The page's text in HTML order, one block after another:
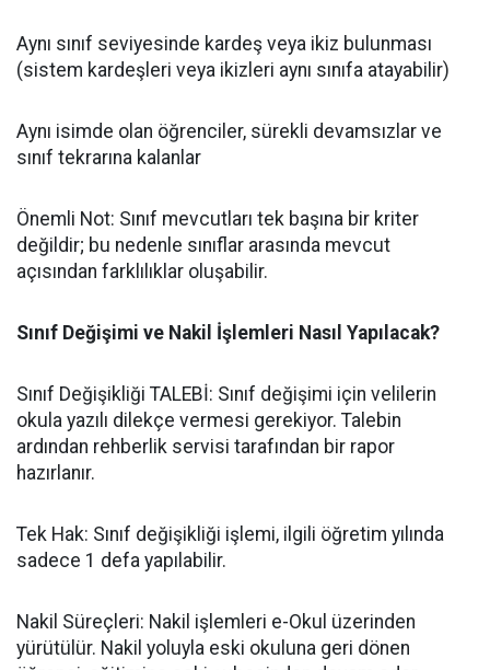
​Aynı sınıf seviyesinde kardeş veya ikiz bulunması
(sistem kardeşleri veya ikizleri aynı sınıfa atayabilir)
​Aynı isimde olan öğrenciler, sürekli devamsızlar ve
sınıf tekrarına kalanlar
​Önemli Not: Sınıf mevcutları tek başına bir kriter
değildir; bu nedenle sınıflar arasında mevcut
açısından farklılıklar oluşabilir.
​Sınıf Değişimi ve Nakil İşlemleri Nasıl Yapılacak?
​Sınıf Değişikliği TALEBİ: Sınıf değişimi için velilerin
okula yazılı dilekçe vermesi gerekiyor. Talebin
ardından rehberlik servisi tarafından bir rapor
hazırlanır.
​Tek Hak: Sınıf değişikliği işlemi, ilgili öğretim yılında
sadece 1 defa yapılabilir.
​Nakil Süreçleri: Nakil işlemleri e-Okul üzerinden
yürütülür. Nakil yoluyla eski okuluna geri dönen